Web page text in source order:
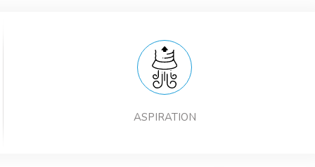
ASPIRATION